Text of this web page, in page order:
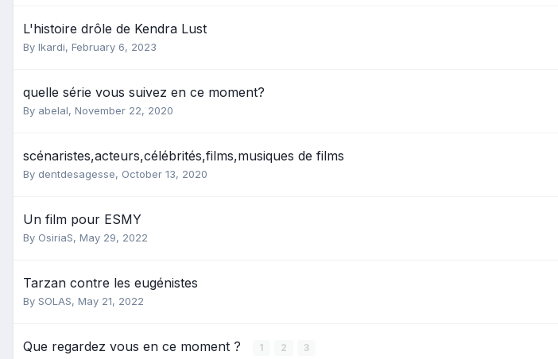
L'histoire drôle de Kendra Lust
By Ikardi, February 6, 2023
quelle série vous suivez en ce moment?
By abelal, November 22, 2020
scénaristes,acteurs,célébrités,films,musiques de films
By dentdesagesse, October 13, 2020
Un film pour ESMY
By OsiriaS, May 29, 2022
Tarzan contre les eugénistes
By SOLAS, May 21, 2022
Que regardez vous en ce moment ? 1 2 3